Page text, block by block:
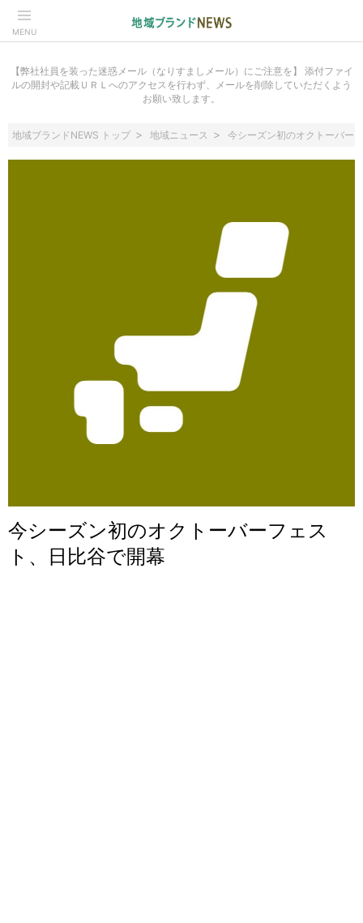
MENU
【弊社社員を装った迷惑メール（なりすましメール）にご注意を】 添付ファイ
ルの開封や記載ＵＲＬへのアクセスを行わず、メールを削除していただくよう
お願い致します。
地域ブランドNEWS トップ 地域ニュース 今シーズン初のオクトーバー
今シーズン初のオクトーバーフェス
ト、日比谷で開幕